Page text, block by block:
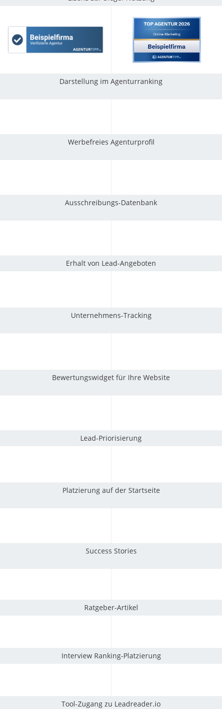
Darstellung im Agenturranking
Werbefreies Agenturprofil
Ausschreibungs-Datenbank
Erhalt von Lead-Angeboten
Unternehmens-Tracking
Bewertungswidget für Ihre Website
Lead-Priorisierung
Platzierung auf der Startseite
Success Stories
Ratgeber-Artikel
Interview Ranking-Platzierung
Tool-Zugang zu Leadreader.io